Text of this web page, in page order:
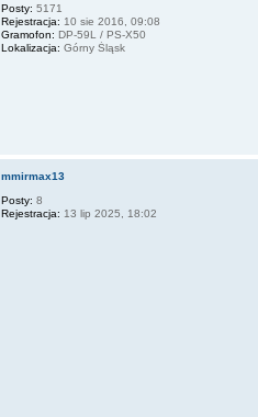
Posty: 5171
Rejestracja: 10 sie 2016, 09:08
Gramofon: DP-59L / PS-X50
Lokalizacja: Górny Śląsk
mmirmax13
Posty: 8
Rejestracja: 13 lip 2025, 18:02